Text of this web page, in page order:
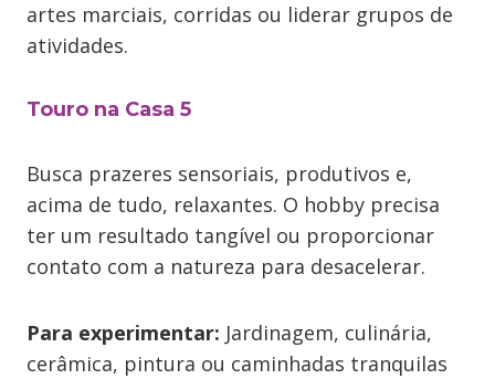
artes marciais, corridas ou liderar grupos de
atividades.
Touro na Casa 5
Busca prazeres sensoriais, produtivos e,
acima de tudo, relaxantes. O hobby precisa
ter um resultado tangível ou proporcionar
contato com a natureza para desacelerar.
Para experimentar: Jardinagem, culinária,
cerâmica, pintura ou caminhadas tranquilas